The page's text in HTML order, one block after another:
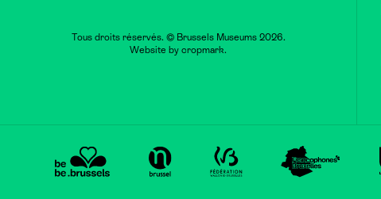
Tous droits réservés. © Brussels Museums 2026.
Website by cropmark.